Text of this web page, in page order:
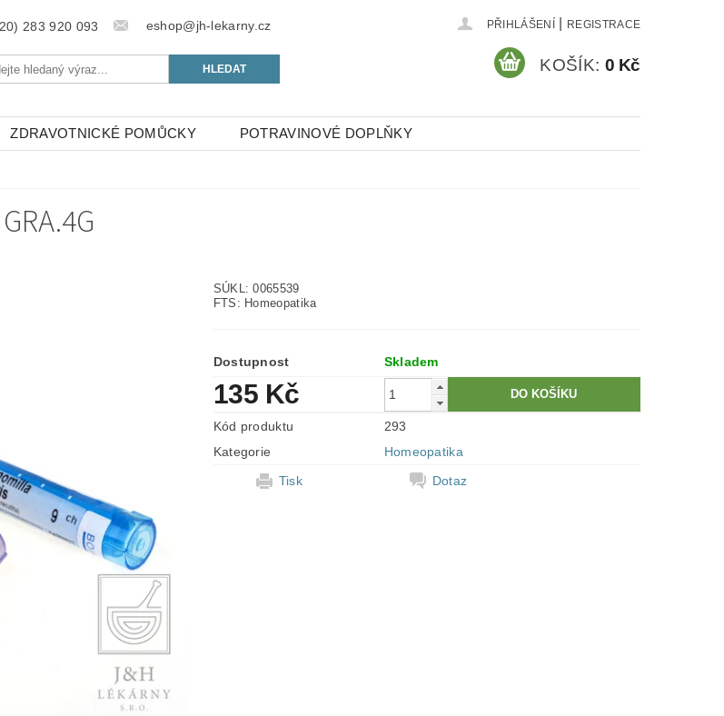
283 920 093 eshop@jh-lekarny.cz PŘIHLÁŠENÍ REGISTRACE
KOŠÍK: 0 Kč
ZDRAVOTNICKÉ POMŮCKY POTRAVINOVÉ DOPLŇKY
SÚKL: 0065539
FTS: Homeopatika
Dostupnost Skladem
135 Kč
Kód produktu
293
Kategorie
Homeopatika
Tisk
Dotaz